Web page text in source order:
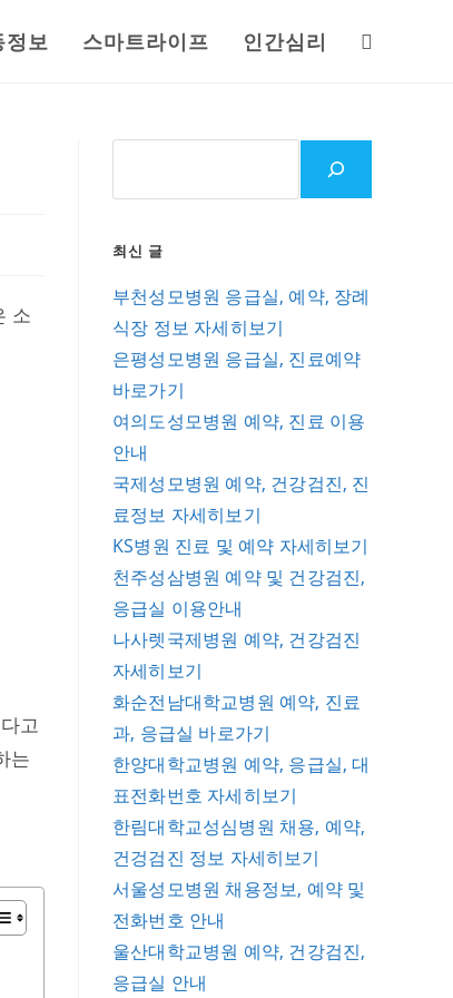
정보 스마트라이프 인간심리 Toggle
search
소
고
는
최신 글
부천성모병원 응급실, 예약, 장례
식장 정보 자세히보기
은평성모병원 응급실, 진료예약
바로가기
여의도성모병원 예약, 진료 이용
안내
국제성모병원 예약, 건강검진, 진
료정보 자세히보기
KS병원 진료 및 예약 자세히보기
천주성삼병원 예약 및 건강검진,
응급실 이용안내
나사렛국제병원 예약, 건강검진
자세히보기
화순전남대학교병원 예약, 진료
과, 응급실 바로가기
한양대학교병원 예약, 응급실, 대
표전화번호 자세히보기
한림대학교성심병원 채용, 예약,
건겅검진 정보 자세히보기
서울성모병원 채용정보, 예약 및
전화번호 안내
울산대학교병원 예약, 건강검진,
응급실 안내